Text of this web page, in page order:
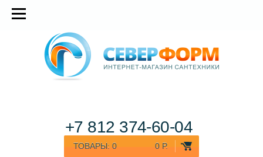
ТОВАРЫ: 0 0 Р.
+7 812 374-60-04